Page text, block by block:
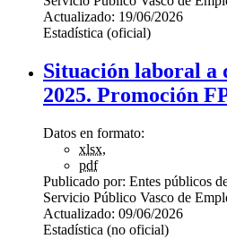
Actualizado: 19/06/2026
Estadística (oficial)
Situación laboral a
2025. Promoción
Datos en formato:
xlsx,
pdf
Publicado por: Entes públicos
Servicio Público Vasco de
Actualizado: 09/06/2026
Estadística (no oficial)